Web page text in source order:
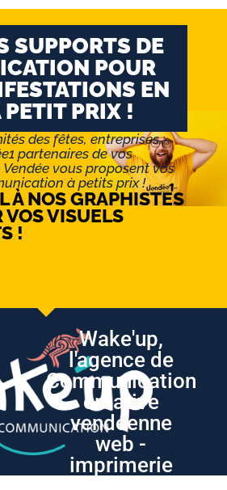
SUPPORTS DE
POUR
EN
PETIT PRIX !
des fêtes, entreprises :
partenaires de vos
vous proposent vos
à petits prix !
À NOS GRAPHISTES
VOS VISUELS
!
Wake'up,
l'agence de
Communication
créative
vendéenne
web -
imprimerie